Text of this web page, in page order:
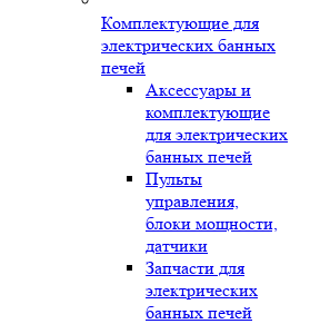
Комплектующие для
электрических банных
печей
Аксессуары и
комплектующие
для электрических
банных печей
Пульты
управления,
блоки мощности,
датчики
Запчасти для
электрических
банных печей